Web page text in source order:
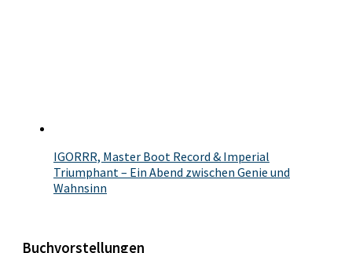
IGORRR, Master Boot Record & Imperial
Triumphant – Ein Abend zwischen Genie und
Wahnsinn
Buchvorstellungen